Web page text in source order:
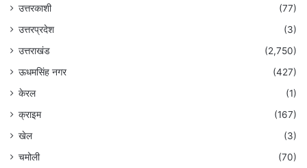
उत्तरकाशी
(77)
उत्तरप्रदेश
(3)
उत्तराखंड
(2,750)
ऊधमसिंह नगर
(427)
केरल
(1)
क्राइम
(167)
खेल
(3)
चमोली
(70)